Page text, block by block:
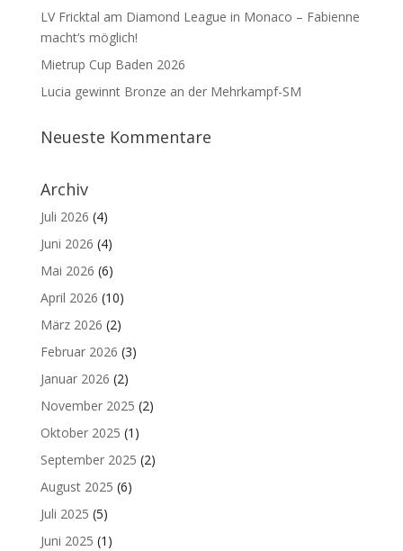
LV Fricktal am Diamond League in Monaco – Fabienne
macht‘s möglich!
Mietrup Cup Baden 2026
Lucia gewinnt Bronze an der Mehrkampf-SM
Neueste Kommentare
Archiv
Juli 2026 (4)
Juni 2026 (4)
Mai 2026 (6)
April 2026 (10)
März 2026 (2)
Februar 2026 (3)
Januar 2026 (2)
November 2025 (2)
Oktober 2025 (1)
September 2025 (2)
August 2025 (6)
Juli 2025 (5)
Juni 2025 (1)